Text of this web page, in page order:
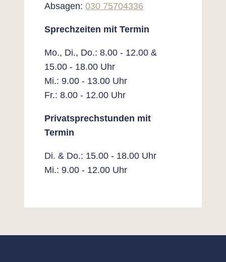
Absagen: 030 75704336
Sprechzeiten mit Termin
Mo., Di., Do.: 8.00 - 12.00 &
15.00 - 18.00 Uhr
Mi.: 9.00 - 13.00 Uhr
Fr.: 8.00 - 12.00 Uhr
Privatsprechstunden mit
Termin
Di. & Do.: 15.00 - 18.00 Uhr
Mi.: 9.00 - 12.00 Uhr